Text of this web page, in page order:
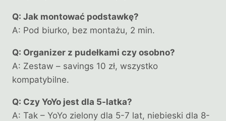
Q: Jak montować podstawkę?
A: Pod biurko, bez montażu, 2 min.
Q: Organizer z pudełkami czy osobno?
A: Zestaw – savings 10 zł, wszystko
kompatybilne.
Q: Czy YoYo jest dla 5-latka?
A: Tak – YoYo zielony dla 5-7 lat, niebieski dla 8-